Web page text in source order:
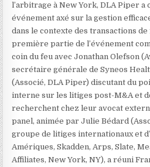
l’arbitrage à New York, DLA Piper a
événement axé sur la gestion
dans le contexte des transactions
première partie de l’événement
coin du feu avec Jonathan Olefson
secrétaire générale de Syneos
(Associé, DLA Piper) discutant du
interne sur les litiges post-M&A et
recherchent chez leur avocat
panel, animée par Julie Bédard
groupe de litiges internationaux et
Amériques, Skadden, Arps, Slate,
Affiliates, New York, NY), a réuni